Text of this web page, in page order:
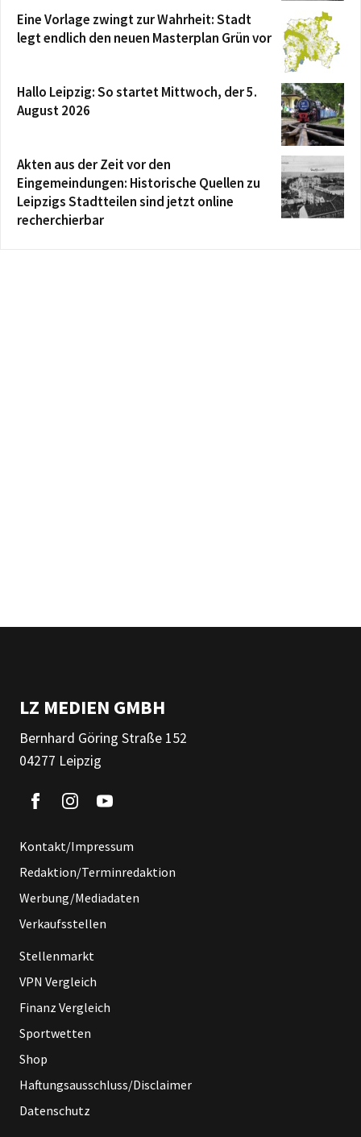
Eine Vorlage zwingt zur Wahrheit: Stadt
legt endlich den neuen Masterplan Grün vor
Hallo Leipzig: So startet Mittwoch, der 5.
August 2026
Akten aus der Zeit vor den
Eingemeindungen: Historische Quellen zu
Leipzigs Stadtteilen sind jetzt online
recherchierbar
LZ MEDIEN GMBH
Bernhard Göring Straße 152
04277 Leipzig
Kontakt/Impressum
Redaktion/Terminredaktion
Werbung/Mediadaten
Verkaufsstellen
Stellenmarkt
VPN Vergleich
Finanz Vergleich
Sportwetten
Shop
Haftungsausschluss/Disclaimer
Datenschutz